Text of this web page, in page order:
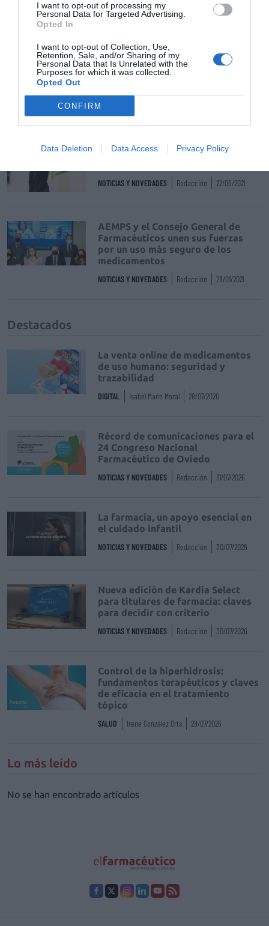
I want to opt-out of processing my
Personal Data for Targeted Advertising.
Opted In
I want to opt-out of Collection, Use,
Retention, Sale, and/or Sharing of my
Personal Data that Is Unrelated with the
Purposes for which it was collected.
Opted Out
CONFIRM
Data Deletion Data Access Privacy Policy
Otras noticias destacadas
FEDIFAR reitera su apoyo y
medicamentos genéricos
NOTICIAS Y NOVEDADES
FEDIFAR se suma a la iniciativa
NOTICIAS Y NOVEDADES Redacción 22/06/2021
AEMPS y el Consejo General de
Farmacéuticos unen sus fuerzas
por un uso más seguro de los
medicamentos
NOTICIAS Y NOVEDADES Redacción 28/01/2021
Destacados
La venta online de medicamentos
de uso humano: seguridad y
trazabilidad
DIGITAL Isabel Marín Moral 28/07/2026
Récord de comunicaciones para el
24 Congreso Nacional
Farmacéutico de Oviedo
NOTICIAS Y NOVEDADES Redacción 31/07/2026
La farmacia, un apoyo esencial en
el cuidado infantil
NOTICIAS Y NOVEDADES Redacción 30/07/2026
Nueva edición de Kardia Select
para titulares de farmacia: claves
para decidir con criterio
NOTICIAS Y NOVEDADES Redacción 30/07/2026
Control de la hiperhidrosis:
fundamentos terapéuticos y claves
de eficacia en el tratamiento
tópico
SALUD Irene González Orts 28/07/2026
Lo más leído
No se han encontrado artículos